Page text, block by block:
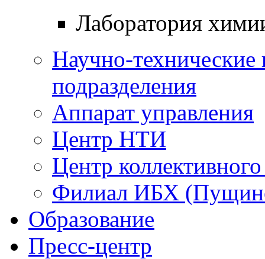
Лаборатория
Научно-технические
подразделения
Аппарат управления
Центр НТИ
Центр
Филиал ИБХ
Образование
Пресс-центр